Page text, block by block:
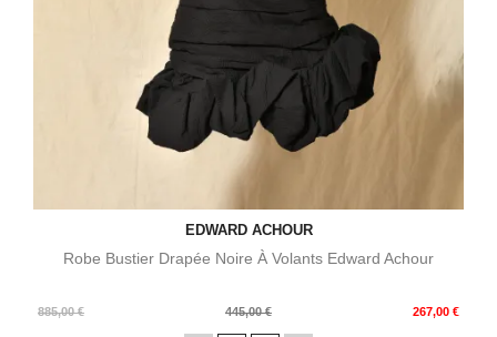
EDWARD ACHOUR
Robe Bustier Drapée Noire À Volants Edward Achour
885,00 €
Prix
445,00 € 267,00 €
Prix